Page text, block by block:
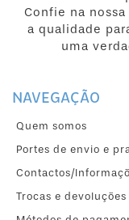
Confie na
a qualidade
uma
NAVEGAÇÃO
Quem somos
Portes de envio e
Contactos/
Trocas e devoluções